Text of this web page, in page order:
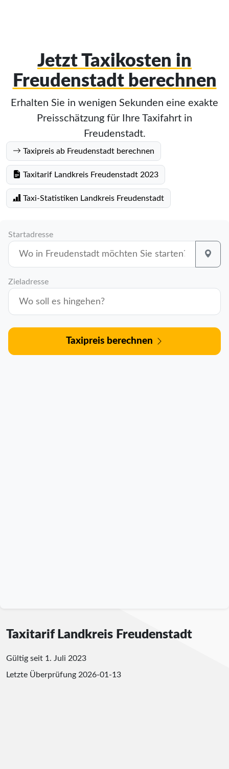
Jetzt Taxikosten in
Freudenstadt berechnen
Erhalten Sie in wenigen Sekunden eine exakte
Preisschätzung für Ihre Taxifahrt in
Freudenstadt.
Taxipreis ab Freudenstadt berechnen
Taxitarif Landkreis Freudenstadt 2023
Taxi-Statistiken Landkreis Freudenstadt
Startadresse
Zieladresse
Taxipreis berechnen
Taxitarif Landkreis Freudenstadt
Gültig seit 1. Juli 2023
Letzte Überprüfung 2026-01-13